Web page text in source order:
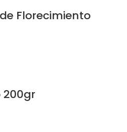
Florecimiento
200gr